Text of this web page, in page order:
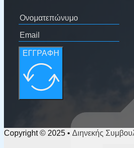
ΕΓΓΡΑΦΗ
Copyright © 2025 • Διηνεκής